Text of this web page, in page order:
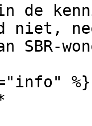
de
niet,
SBR-
%}